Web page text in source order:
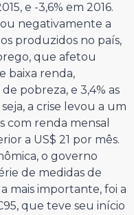
e -3,6% em 2016.
negativamente a
produzidos no país,
que afetou
baixa renda,
pobreza, e 3,4% as
a crise levou a um
com renda mensal
a US$ 21 por mês.
o governo
de medidas de
mais importante, foi a
que teve seu início